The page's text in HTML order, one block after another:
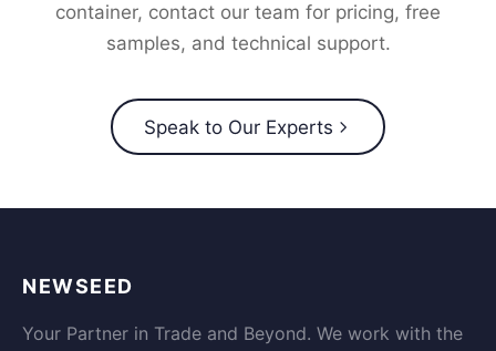
container, contact our team for pricing, free
samples, and technical support.
Speak to Our Experts
NEWSEED
Your Partner in Trade and Beyond. We work with the